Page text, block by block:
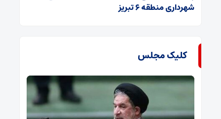
شهرداری منطقه ۶ تبریز
کلیک مجلس